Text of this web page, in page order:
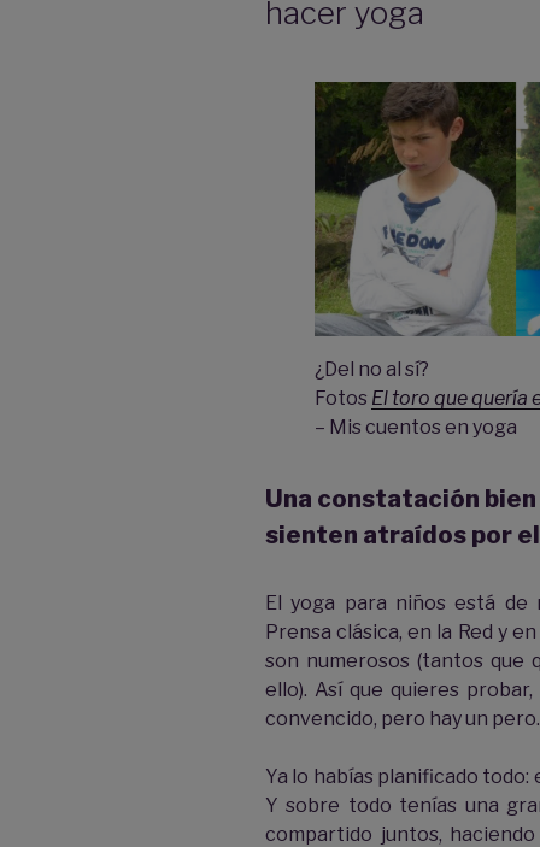
hacer yoga
¿Del no al sí?
Fotos El toro que quería
– Mis cuentos en yoga
Una constatación
sienten atraídos por
El yoga para niños está de
Prensa clásica, en la Red y
son numerosos (tantos que
ello). Así que quieres
convencido, pero hay un pero.
Ya lo habías planificado todo:
Y sobre todo tenías una
compartido juntos,